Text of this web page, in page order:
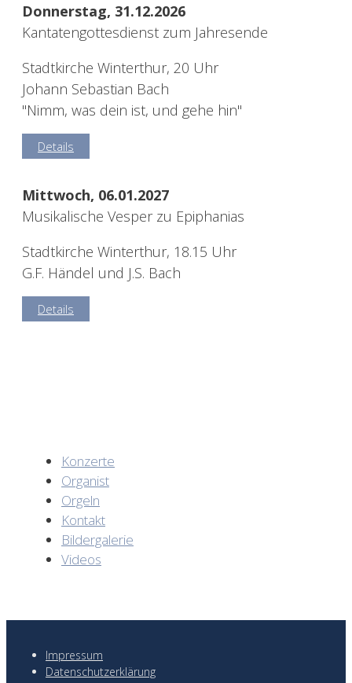
Donnerstag, 31.12.2026
Kantatengottesdienst zum Jahresende
Stadtkirche Winterthur, 20 Uhr
Johann Sebastian Bach
"Nimm, was dein ist, und gehe hin"
Details
Mittwoch, 06.01.2027
Musikalische Vesper zu Epiphanias
Stadtkirche Winterthur, 18.15 Uhr
G.F. Händel und J.S. Bach
Details
Konzerte
Organist
Orgeln
Kontakt
Bildergalerie
Videos
Impressum
Datenschutzerklärung